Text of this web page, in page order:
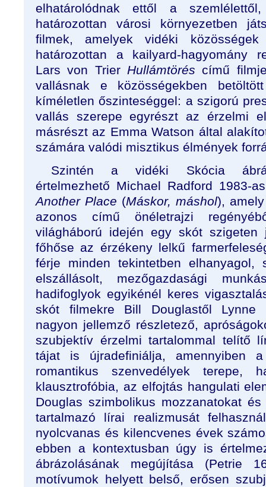
elhatárolódnak ettől a
határozottan városi környezetben
filmek, amelyek vidéki
határozottan a kailyard-hagyomány
Lars von Trier Hullámtörés című
vallásnak e közösségekben
kíméletlen őszinteséggel: a szigorú
vallás szerepe egyrészt az érzelmi
másrészt az Emma Watson által
számára valódi misztikus élmények
Szintén a vidéki Skócia
értelmezhető Michael Radford 1983-
Another Place (Máskor, máshol),
azonos című önéletrajzi
világháború idején egy skót szigeten
főhőse az érzékeny lelkű
férje minden tekintetben
elszállásolt, mezőgazdasági
hadifoglyok egyikénél keres
skót filmekre Bill Douglastől Lynne
nagyon jellemző részletező,
szubjektív érzelmi tartalommal telítő
tájat is újradefiniálja,
romantikus szenvedélyek terepe,
klausztrofóbia, az elfojtás hangulati
Douglas szimbolikus mozzanatokat
tartalmazó lírai realizmusát
nyolcvanas és kilencvenes évek
ebben a kontextusban úgy is
ábrázolásának megújítása (Petrie
motívumok helyett belső, erősen